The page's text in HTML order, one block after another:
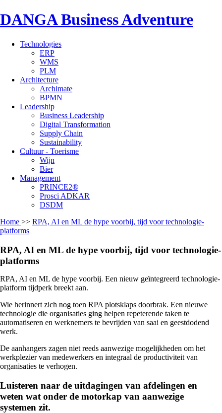
DANGA Business Adventure
Technologies
ERP
WMS
PLM
Architecture
Archimate
BPMN
Leadership
Business Leadership
Digital Transformation
Supply Chain
Sustainability
Cultuur - Toerisme
Wijn
Bier
Management
PRINCE2®
Prosci ADKAR
DSDM
Home >> RPA, AI en ML de hype voorbij, tijd voor technologie-
platforms
RPA, AI en ML de hype voorbij, tijd voor technologie-
platforms
RPA, AI en ML de hype voorbij. Een nieuw geïntegreerd technologie-
platform tijdperk breekt aan.
Wie herinnert zich nog toen RPA plotsklaps doorbrak. Een nieuwe
technologie die organisaties ging helpen repeterende taken te
automatiseren en werknemers te bevrijden van saai en geestdodend
werk.
De aanhangers zagen niet reeds aanwezige mogelijkheden om het
werkplezier van medewerkers en integraal de productiviteit van
organisaties te verhogen.
Luisteren naar de uitdagingen van afdelingen en
weten wat onder de motorkap van aanwezige
systemen zit.